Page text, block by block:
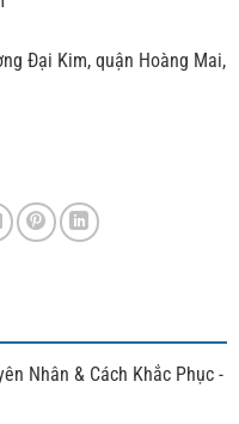
Đại Kim, quận Hoàng Mai,
Nhân & Cách Khắc Phục-